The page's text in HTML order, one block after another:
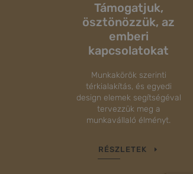
Támogatjuk,
ösztönözzük, az
emberi
kapcsolatokat
Munkakörök szerinti
térkialakítás, és egyedi
design elemek segítségéval
tervezzük meg a
munkavállaló élményt.
RÉSZLETEK